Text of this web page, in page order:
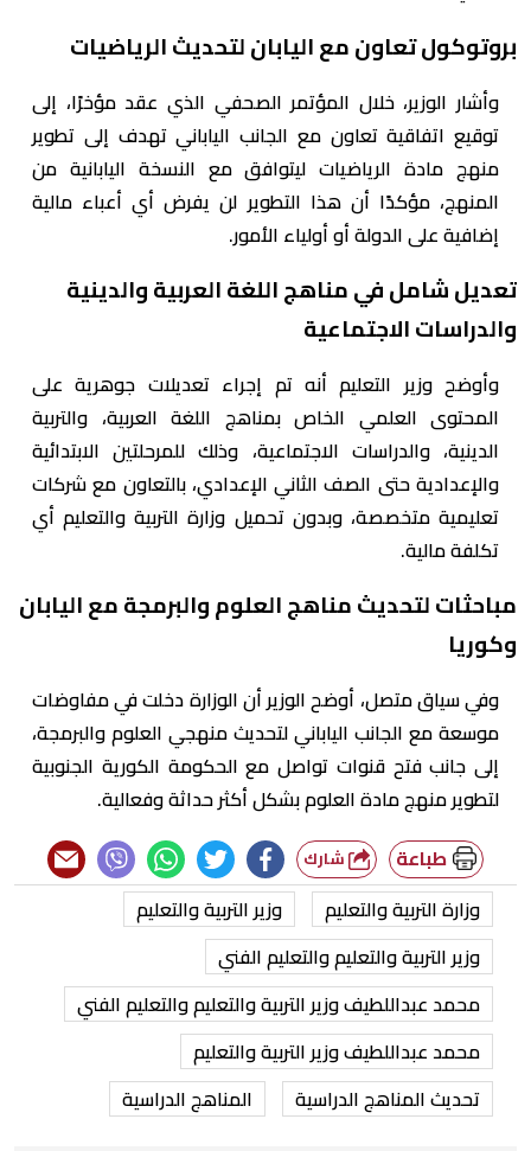
بروتوكول تعاون مع اليابان لتحديث الرياضيات
وأشار الوزير، خلال المؤتمر الصحفي الذي عقد مؤخرًا، إلى
توقيع اتفاقية تعاون مع الجانب الياباني تهدف إلى تطوير
منهج مادة الرياضيات ليتوافق مع النسخة اليابانية من
المنهج، مؤكدًا أن هذا التطوير لن يفرض أي أعباء مالية
إضافية على الدولة أو أولياء الأمور.
تعديل شامل في مناهج اللغة العربية والدينية
والدراسات الاجتماعية
وأوضح وزير التعليم أنه تم إجراء تعديلات جوهرية على
المحتوى العلمي الخاص بمناهج اللغة العربية، والتربية
الدينية، والدراسات الاجتماعية، وذلك للمرحلتين الابتدائية
والإعدادية حتى الصف الثاني الإعدادي، بالتعاون مع شركات
تعليمية متخصصة، وبدون تحميل وزارة التربية والتعليم أي
تكلفة مالية.
مباحثات لتحديث مناهج العلوم والبرمجة مع اليابان
وكوريا
وفي سياق متصل، أوضح الوزير أن الوزارة دخلت في مفاوضات
موسعة مع الجانب الياباني لتحديث منهجي العلوم والبرمجة،
إلى جانب فتح قنوات تواصل مع الحكومة الكورية الجنوبية
لتطوير منهج مادة العلوم بشكل أكثر حداثة وفعالية.
طباعة
وزارة التربية والتعليم
وزير التربية والتعليم
وزير التربية والتعليم والتعليم الفني
محمد عبداللطيف وزير التربية والتعليم والتعليم الفني
محمد عبداللطيف وزير التربية والتعليم
تحديث المناهج الدراسية
المناهج الدراسية